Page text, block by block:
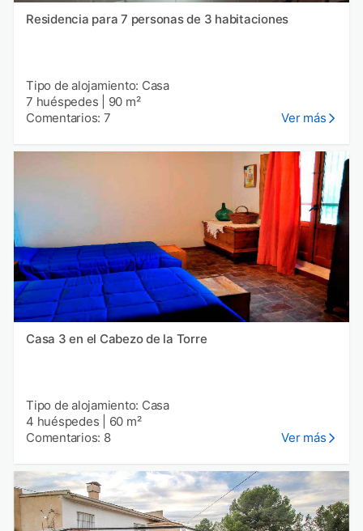
Residencia para 7 personas de 3 habitaciones
Tipo de alojamiento: Casa
7 huéspedes
90 m²
Comentarios: 7
Ver más
Casa 3 en el Cabezo de la Torre
Tipo de alojamiento: Casa
4 huéspedes
60 m²
Comentarios: 8
Ver más